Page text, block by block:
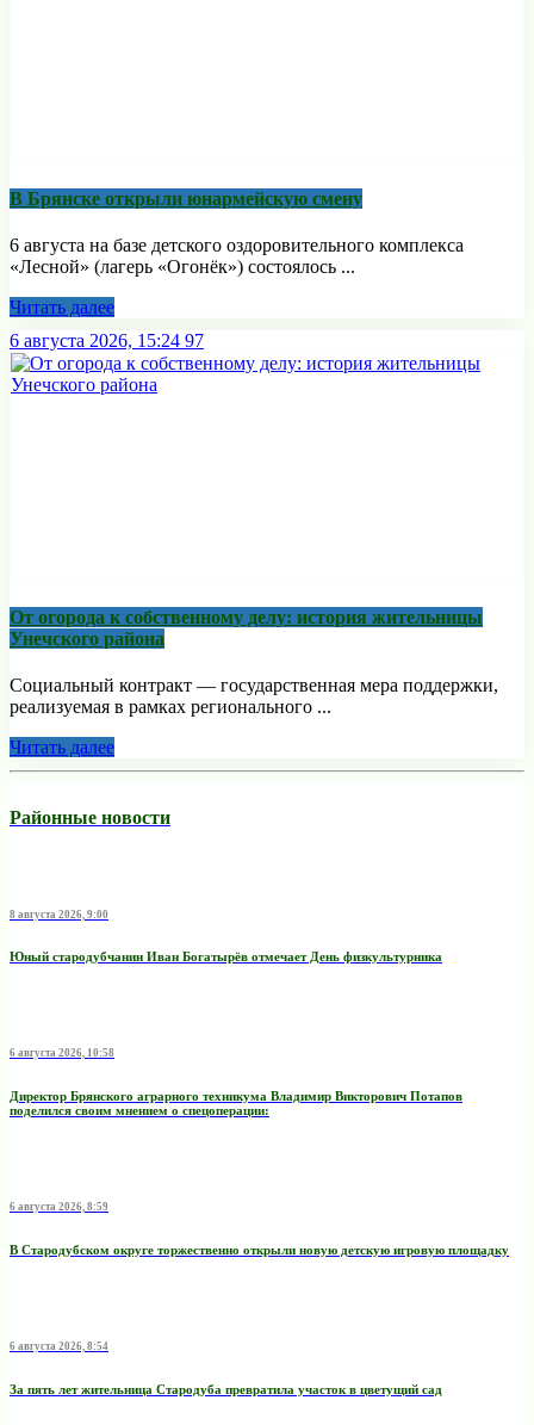
В Брянске открыли юнармейскую смену
6 августа на базе детского оздоровительного комплекса
«Лесной» (лагерь «Огонёк») состоялось ...
Читать далее
6 августа 2026, 15:24 97
От огорода к собственному делу: история жительницы
Унечского района
Социальный контракт — государственная мера поддержки,
реализуемая в рамках регионального ...
Читать далее
Районные новости
8 августа 2026, 9:00
Юный стародубчанин Иван Богатырёв отмечает День физкультурника
6 августа 2026, 10:58
Директор Брянского аграрного техникума Владимир Викторович Потапов
поделился своим мнением о спецоперации:
6 августа 2026, 8:59
В Стародубском округе торжественно открыли новую детскую игровую площадку
6 августа 2026, 8:54
За пять лет жительница Стародуба превратила участок в цветущий сад